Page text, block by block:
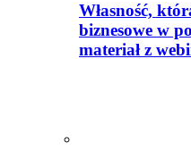
Własność,
biznesowe w
materiał z